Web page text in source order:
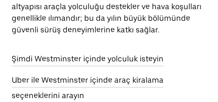
altyapısı araçla yolculuğu destekler ve hava koşulları
genellikle ılımandır; bu da yılın büyük bölümünde
güvenli sürüş deneyimlerine katkı sağlar.
Şimdi Westminster içinde yolculuk isteyin
Uber ile Westminster içinde araç kiralama
seçeneklerini arayın